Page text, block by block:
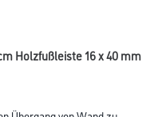
Holzfußleiste 16 x 40 mm